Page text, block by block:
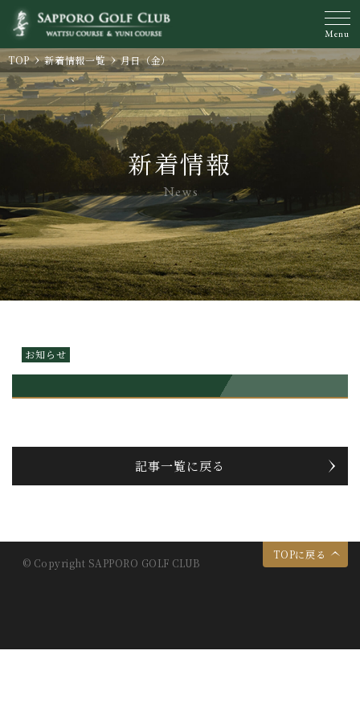
Menu
TOP 新着情報一覧 月日（金）
新着情報
News
お知らせ
記事一覧に戻る
TOPに戻る
© Copyright SAPPORO GOLF CLUB